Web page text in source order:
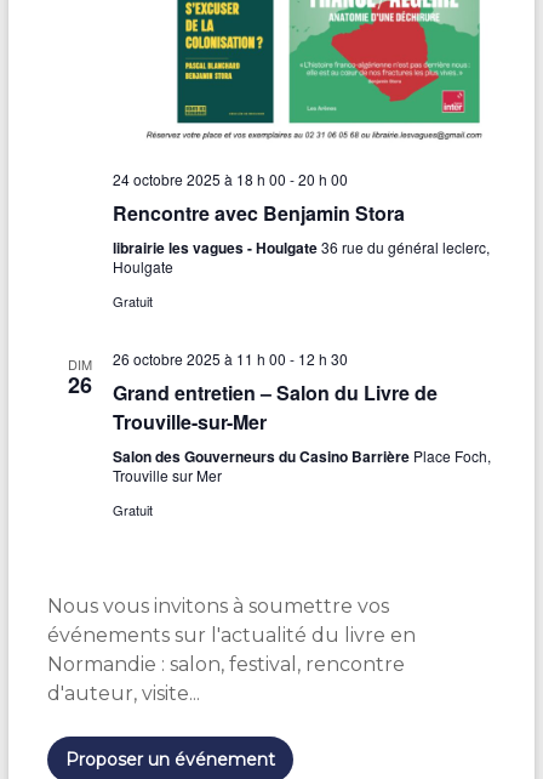
24 octobre 2025 à 18 h 00 -20 h 00
Rencontre avec Benjamin Stora
librairie les vagues - Houlgate36 rue du général leclerc,
Houlgate
Gratuit
DIM
26
26 octobre 2025 à 11 h 00 - 12 h 30
Grand entretien – Salon du Livre de
Trouville-sur-Mer
Salon des Gouverneurs du Casino Barrière Place Foch,
Trouville sur Mer
Gratuit
Nous vous invitons à soumettre vos
événements sur l'actualité du livre en
Normandie : salon, festival, rencontre
d'auteur, visite...
Proposer un événement